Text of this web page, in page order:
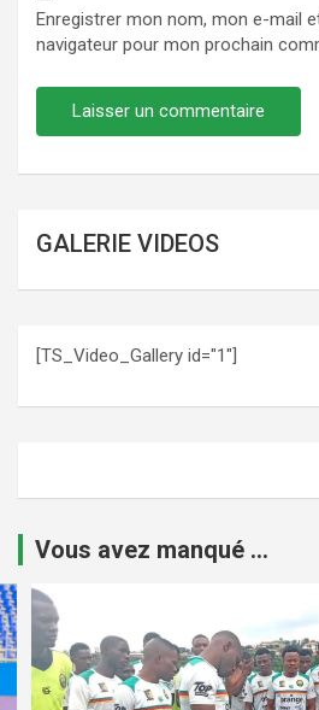
Enregistrer mon nom, mon e-mail
navigateur pour mon prochain
GALERIE VIDEOS
[TS_Video_Gallery id="1"]
Vous avez manqué ...